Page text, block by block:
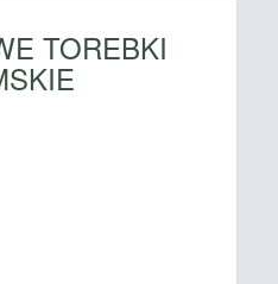
TOREBKI